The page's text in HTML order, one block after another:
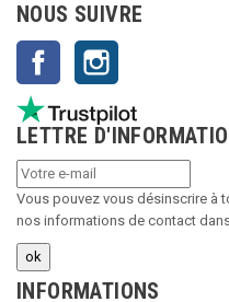
NOUS SUIVRE
Facebook
LETTRE
Vous pouvez vous désinscrire à
nos informations de contact
INFORMATIONS